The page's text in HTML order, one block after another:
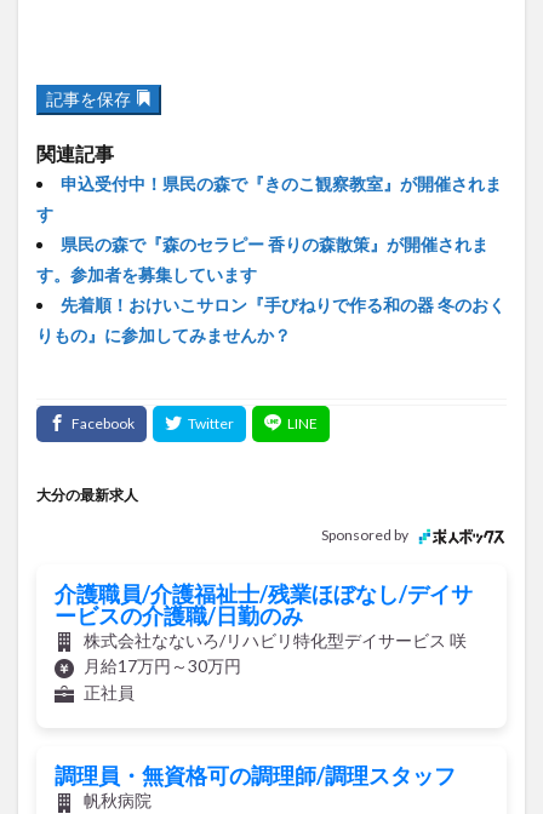
記事を保存
関連記事
申込受付中！県民の森で『きのこ観察教室』が開催されま
す
県民の森で『森のセラピー 香りの森散策』が開催されま
す。参加者を募集しています
先着順！おけいこサロン『手びねりで作る和の器 冬のおく
りもの』に参加してみませんか？
大分の最新求人
Sponsored by
介護職員/介護福祉士/残業ほぼなし/デイサ
ービスの介護職/日勤のみ
株式会社なないろ/リハビリ特化型デイサービス 咲
月給17万円～30万円
正社員
調理員・無資格可の調理師/調理スタッフ
帆秋病院